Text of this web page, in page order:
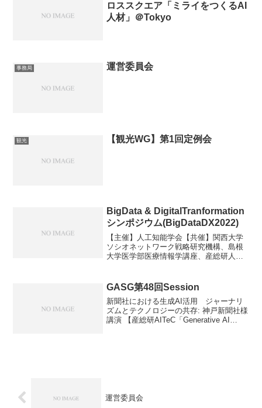
ロススクエア「ミライをつくるAI
人材」＠Tokyo
事務局 運営委員会
観光 【観光WG】第1回定例会
BigData & DigitalTranformation
シンポジウム(BigDataDX2022)
【主催】人工知能学会【共催】関西大学
ソシオネットワーク戦略研究機構、島根
大学医学部医療情報学講座、産総研人工
GASG第48回Session
新聞社における生成AI活用 ジャーナリ
ズムとテクノロジーの共存: 神戸新聞社様
講演 【産総研AITeC「Generative AI
運営委員会